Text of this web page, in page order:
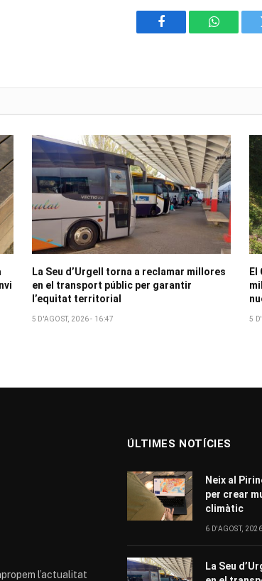
Facebook
La Seu d’Urgell torna a reclamar millores
en el transport públic per garantir
l’equitat territorial
5 D'AGOST, 2026 - 16:47 5
l’actualitat
ÚLTIMES NOTÍCIES
Neix al
per crear
climàtic
6 D'AGOST,
La Seu